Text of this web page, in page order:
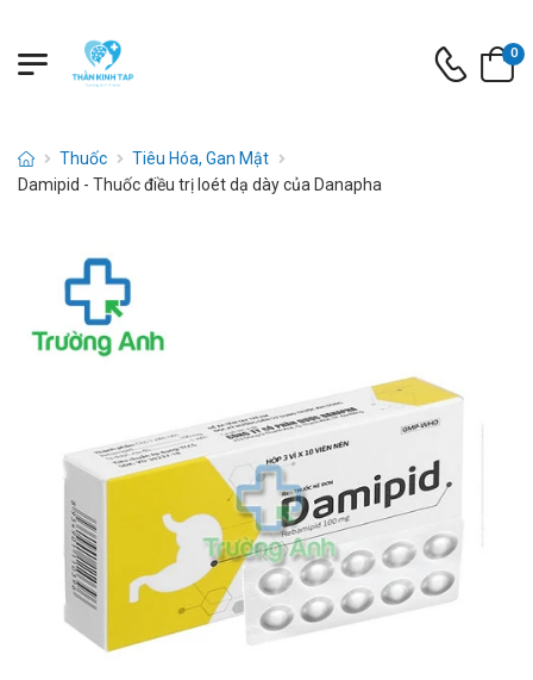
0
Thuốc
Tiêu Hóa, Gan Mật
Damipid - Thuốc điều trị loét dạ dày của Danapha